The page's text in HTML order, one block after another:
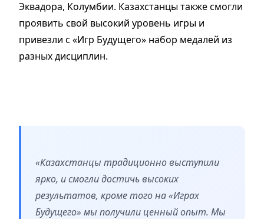
Эквадора, Колумбии. Казахстанцы также смогли
проявить свой высокий уровень игры и
привезли с «Игр Будущего» набор медалей из
разных дисциплин.
«Казахстанцы традиционно выступили
ярко, и смогли достичь высоких
результатов, кроме того на «Играх
Будущего» мы получили ценный опыт. Мы